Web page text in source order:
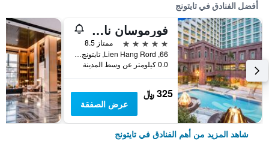
أفضل الفنادق في تايتونج
فورموسان ناروان هوتل آند ريزورت تايتونج
5 نجوم
ممتاز 8.5
66, Lien Hang Rord, تايتونج, تايوان
0.0 كيلومتر عن وسط المدينة
325 ﷼
عرض الصفقة
شاهد المزيد من أهم الفنادق في تايتونج